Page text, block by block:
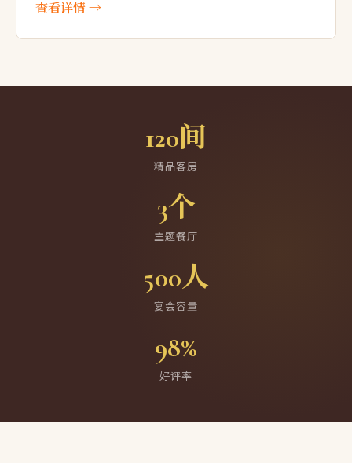
查看详情 →
120间
精品客房
3个
主题餐厅
500人
宴会容量
98%
好评率